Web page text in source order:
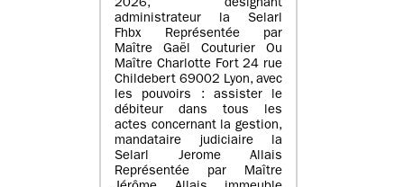
2026, désignant
administrateur la Selarl
Fhbx Représentée par
Maître Gaël Couturier Ou
Maître Charlotte Fort 24 rue
Childebert 69002 Lyon, avec
les pouvoirs : assister le
débiteur dans tous les
actes concernant la gestion,
mandataire judiciaire la
Selarl Jerome Allais
Représentée par Maître